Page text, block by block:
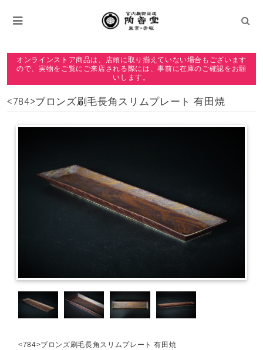
オンラインストア商品は、店頭に取り揃えていない場合もございます
ので、実物をご覧にご来店される際には、事前に在庫のご確認をお願
いします。
<784>ブロンズ刷毛長角スリムプレート 有田焼
<784>ブロンズ刷毛長角スリムプレート 有田焼